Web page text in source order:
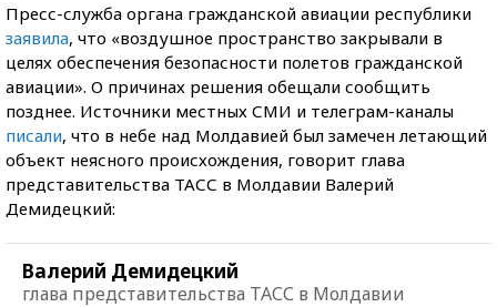
Пресс-служба органа гражданской авиации республики
заявила, что «воздушное пространство закрывали в
целях обеспечения безопасности полетов гражданской
авиации». О причинах решения обещали сообщить
позднее. Источники местных СМИ и телеграм-каналы
писали, что в небе над Молдавией был замечен летающий
объект неясного происхождения, говорит глава
представительства ТАСС в Молдавии Валерий
Демидецкий:
Валерий Демидецкий
глава представительства ТАСС в Молдавии